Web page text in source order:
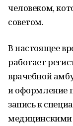
человеком,
советом.
В настоящее
работает
врачебной
и оформление
запись к